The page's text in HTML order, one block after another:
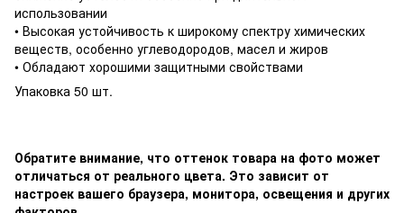
использовании
• Высокая устойчивость к широкому спектру химических
веществ, особенно углеводородов, масел и жиров
• Обладают хорошими защитными свойствами
Упаковка 50 шт.
Обратите внимание, что оттенок товара на фото может
отличаться от реального цвета. Это зависит от
настроек вашего браузера, монитора, освещения и других